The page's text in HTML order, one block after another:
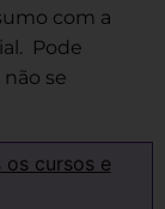
com a
Pode
se
cursos e